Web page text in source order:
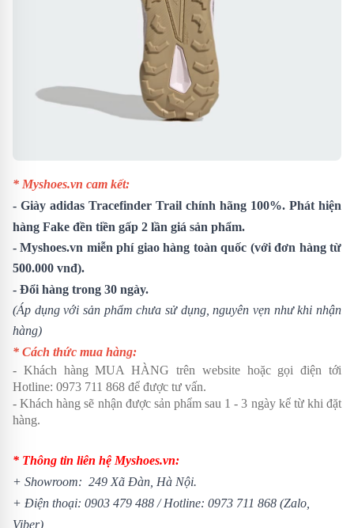
* Myshoes.vn cam kết:
- Giày adidas Tracefinder Trail chính hãng 100%. Phát hiện
hàng Fake đền tiền gấp 2 lần giá sản phẩm.
- Myshoes.vn miễn phí giao hàng toàn quốc (với đơn hàng từ
500.000 vnđ).
- Đổi hàng trong 30 ngày.
(Áp dụng với sản phẩm chưa sử dụng, nguyên vẹn như khi nhận
hàng)
* Cách thức mua hàng:
- Khách hàng MUA HÀNG trên website hoặc gọi điện tới
Hotline: 0973 711 868 để được tư vấn.
- Khách hàng sẽ nhận được sản phẩm sau 1 - 3 ngày kể từ khi đặt
hàng.
* Thông tin liên hệ Myshoes.vn:
+ Showroom: 249 Xã Đàn, Hà Nội.
+ Điện thoại: 0903 479 488 / Hotline: 0973 711 868 (Zalo,
Viber)